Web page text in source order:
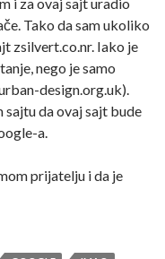
Tako da sam ukoliko
zsilvert.co.nr. Iako je
nego je samo
design.org.uk).
da ovaj sajt bude
a.
prijatelju i da je